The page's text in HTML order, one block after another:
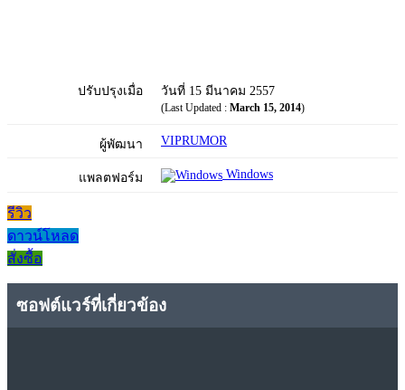
ปรับปรุงเมื่อ วันที่ 15 มีนาคม 2557
(Last Updated : March 15, 2014)
ผู้พัฒนา VIPRUMOR
แพลตฟอร์ม Windows
รีวิว
ดาวน์โหลด
สั่งซื้อ
ซอฟต์แวร์ที่เกี่ยวข้อง